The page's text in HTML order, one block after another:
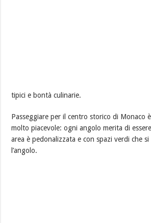
tipici e bontà culinarie.
Passeggiare per il centro storico di Monaco è
molto piacevole: ogni angolo merita di
area è pedonalizzata e con spazi verdi che
l’angolo.